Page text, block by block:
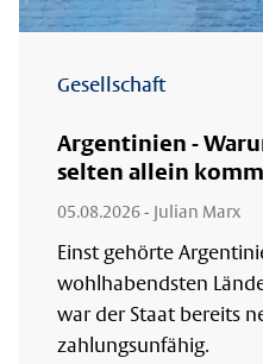
Gesellschaft
Argentinien -
selten allein
05.08.2026- Julian Marx
Einst gehörte
wohlhabendsten
war der Staat bereits
zahlungsunfähig.